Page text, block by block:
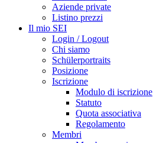
Aziende private
Listino prezzi
Il mio SEI
Login / Logout
Chi siamo
Schülerportraits
Posizione
Iscrizione
Modulo di iscrizione
Statuto
Quota associativa
Regolamento
Membri